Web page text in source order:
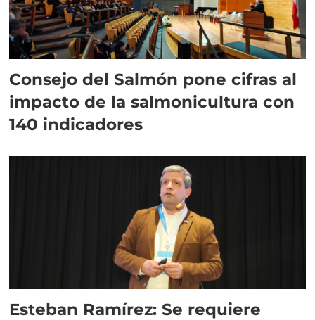
Consejo del Salmón pone cifras al
impacto de la salmonicultura con
140 indicadores
Esteban Ramírez: Se requiere